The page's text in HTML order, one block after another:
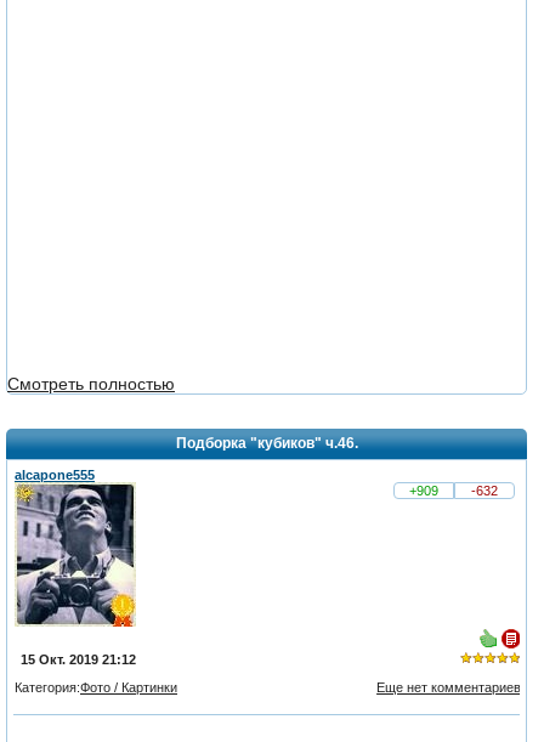
Смотреть полностью
Подборка "кубиков" ч.46.
alcapone555
+909
-632
из 5,
15 Окт. 2019 21:12
Еще нет комментариев
Категория:Фото / Картинки